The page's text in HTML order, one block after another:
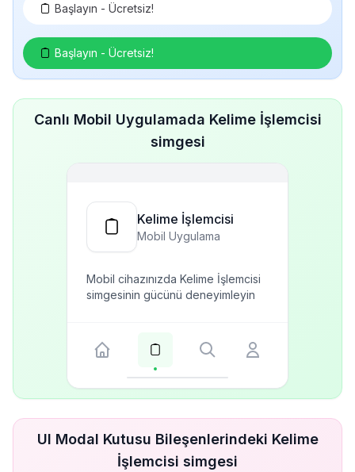
Başlayın - Ücretsiz!
Başlayın - Ücretsiz!
Canlı Mobil Uygulamada Kelime İşlemcisi
simgesi
Kelime İşlemcisi
Mobil Uygulama
Mobil cihazınızda Kelime İşlemcisi
simgesinin gücünü deneyimleyin
UI Modal Kutusu Bileşenlerindeki Kelime
İşlemcisi simgesi